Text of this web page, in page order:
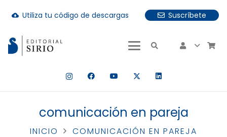
cloud_download Utiliza tu código de descargas
Suscríbete
hay resultados autocompletados, puedes utilizar las
comunicación en pareja
INICIO COMUNICACIÓN EN PAREJA